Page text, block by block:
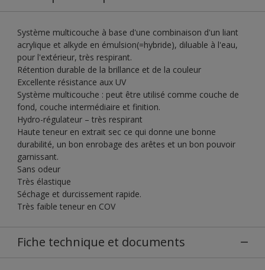
Système multicouche à base d'une combinaison d'un liant
acrylique et alkyde en émulsion(=hybride), diluable à l'eau,
pour l'extérieur, très respirant.
Rétention durable de la brillance et de la couleur
Excellente résistance aux UV
Système multicouche : peut être utilisé comme couche de
fond, couche intermédiaire et finition.
Hydro-régulateur – très respirant
Haute teneur en extrait sec ce qui donne une bonne
durabilité, un bon enrobage des arêtes et un bon pouvoir
garnissant.
Sans odeur
Très élastique
Séchage et durcissement rapide.
Très faible teneur en COV
Fiche technique et documents